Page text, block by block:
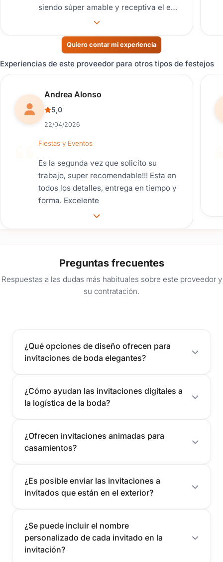
siendo súper amable y receptiva el el
proceso. Recomiendo con total
Quiero contar mi experiencia
Experiencias de este proveedor para otros tipos de festejos
Reseña de usuario.
Andrea Alonso
5,0
22/04/2026
Fiestas y Eventos
Es la segunda vez que solicito su
trabajo, super recomendable!!! Esta en
todos los detalles, entrega en tiempo y
forma. Excelente
Preguntas frecuentes
Respuestas a las dudas más habituales sobre este proveedor y
su contratación.
¿Qué opciones de diseño ofrecen para
invitaciones de boda elegantes?
¿Cómo ayudan las invitaciones digitales a
la logística de la boda?
¿Ofrecen invitaciones animadas para
casamientos?
¿Es posible enviar las invitaciones a
invitados que están en el exterior?
¿Se puede incluir el nombre
personalizado de cada invitado en la
invitación?